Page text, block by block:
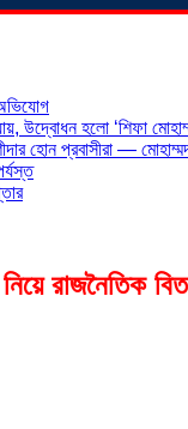
উদ্বোধন হলো ‘শিফা
হোন প্রবাসীরা —
রাজনৈতিক